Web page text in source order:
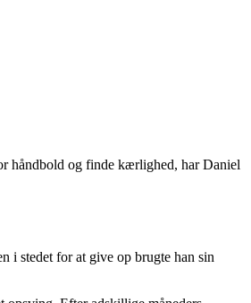
håndbold og finde kærlighed, har Daniel
i stedet for at give op brugte han sin